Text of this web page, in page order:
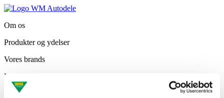
Om os
Produkter og ydelser
Vores brands
Kontakt
Ledige stillinger